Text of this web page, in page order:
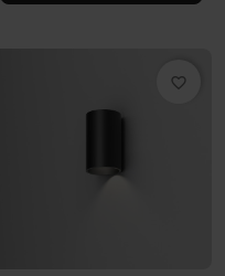
favorite_border